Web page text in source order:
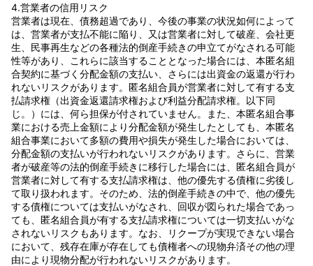
4.営業者の信用リスク
営業者は現在、債務超過であり、今後の事業の状況如何によって
は、営業者が支払不能に陥り、又は営業者に対して破産、会社更
生、民事再生などの各種法的倒産手続きの申立てがなされる可能
性等があり、これらに該当することとなった場合には、本匿名組
合契約に基づく分配金額の支払い、さらには出資金の返還が行わ
れないリスクがあります。匿名組合員が営業者に対して有する支
払請求権（出資金返還請求権および利益分配請求権。以下同
じ。）には、何ら担保が付されていません。また、本匿名組合事
業における売上金額により分配金額が発生したとしても、本匿名
組合事業において多額の費用や損失が発生した場合においては、
分配金額の支払いが行われないリスクがあります。さらに、営業
者が破産等の法的倒産手続きに移行した場合には、匿名組合員が
営業者に対して有する支払請求権は、他の優先する債権に劣後し
て取り扱われます。そのため、法的倒産手続きの中で、他の優先
する債権については支払いがなされ、回収が図られた場合であっ
ても、匿名組合員が有する支払請求権については一切支払いがな
されないリスクもあります。なお、リクープが実現できない場合
において、残存在庫が存在しても債権者への現物弁済その他の理
由により現物分配が行われないリスクがあります。